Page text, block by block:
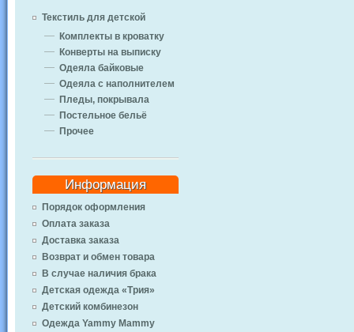
Текстиль для детской
Комплекты в кроватку
Конверты на выписку
Одеяла байковые
Одеяла с наполнителем
Пледы, покрывала
Постельное бельё
Прочее
Информация
Порядок оформления
Оплата заказа
Доставка заказа
Возврат и обмен товара
В случае наличия брака
Детская одежда «Трия»
Детский комбинезон
Одежда Yammy Mammy